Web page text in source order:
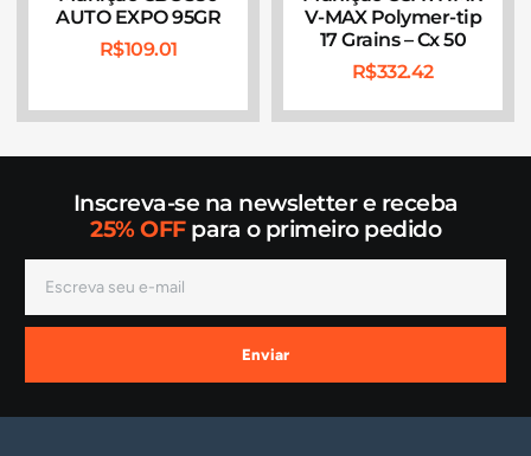
AUTO EXPO 95GR
R$109.01
V-MAX Polymer-tip
17 Grains – Cx 50
R$332.42
Inscreva-se na newsletter e receba
25% OFFpara o primeiro pedido
Enviar